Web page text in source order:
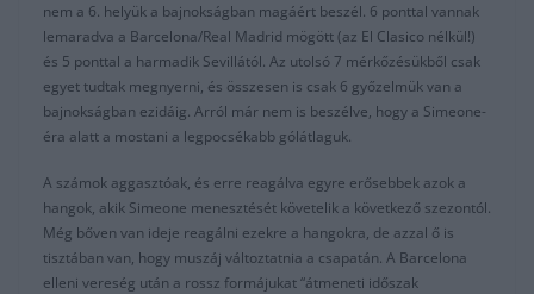
nem a 6. helyük a bajnokságban magáért beszél. 6 ponttal vannak
lemaradva a Barcelona/Real Madrid mögött (az El Clasico nélkül!)
és 5 ponttal a harmadik Sevillától. Az utolsó 7 mérkőzésükből csak
egyet tudtak megnyerni, és összesen is csak 6 győzelmük van a
bajnokságban ezidáig. Arról már nem is beszélve, hogy a Simeone-
éra alatt a mostani a legpocsékabb gólátlaguk.
A számok aggasztóak, és erre reagálva egyre erősebbek azok a
hangok, akik Simeone menesztését követelik a következő szezontól.
Még bőven van ideje reagálni ezekre a hangokra, de azzal ő is
tisztában van, hogy muszáj változtatnia a csapatán. A Barcelona
elleni vereség után a rossz formájukat “átmeneti időszak